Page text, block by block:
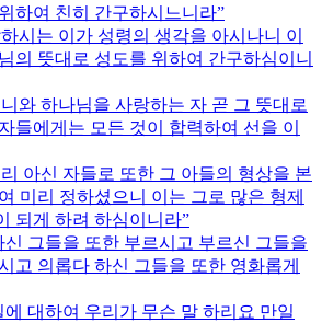
하여 친히 간구하시느니라
시는 이가 성령의 생각을 아시나니 이
의 뜻대로 성도를 위하여 간구하심이니
와 하나님을 사랑하는 자 곧 그 뜻대로
들에게는 모든 것이 합력하여 선을 이
아신 자들로 또한 그 아들의 형상을 본
미리 정하셨으니 이는 그로 많은 형제
되게 하려 하심이니라
신 그들을 또한 부르시고 부르신 그들을
고 의롭다 하신 그들을 또한 영화롭게
에 대하여 우리가 무슨 말 하리요 만일